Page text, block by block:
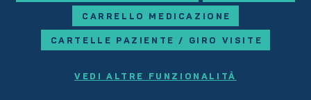
CARRELLO MEDICAZIONE
CARTELLE PAZIENTE / GIRO VISITE
VEDI ALTRE FUNZIONALITÀ